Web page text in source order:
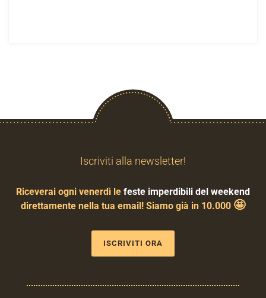
Iscriviti alla newsletter!
Riceverai ogni venerdì le feste imperdibili del weekend
direttamente nella tua email! Siamo già in 10.000 🤩
ISCRIVITI ORA